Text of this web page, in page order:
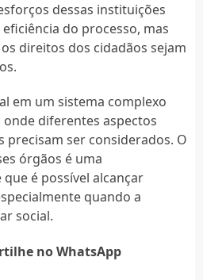
dessas instituições
do processo, mas
direitos dos cidadãos sejam
em um sistema complexo
diferentes aspectos
precisam ser considerados. O
órgãos é uma
é possível alcançar
quando a
social.
no WhatsApp